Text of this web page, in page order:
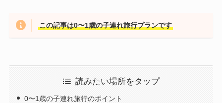
この記事は0〜1歳の子連れ旅行プランです
読みたい場所をタップ
0〜1歳の子連れ旅行のポイント